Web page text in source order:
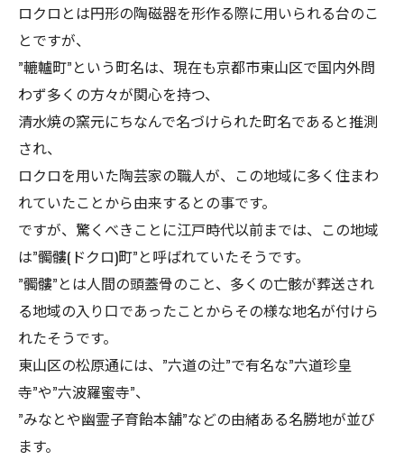
ロクロとは円形の陶磁器を形作る際に用いられる台のこ
とですが、
”轆轤町”という町名は、現在も京都市東山区で国内外問
わず多くの方々が関心を持つ、
清水焼の窯元にちなんで名づけられた町名であると推測
され、
ロクロを用いた陶芸家の職人が、この地域に多く住まわ
れていたことから由来するとの事です。
ですが、驚くべきことに江戸時代以前までは、この地域
は”髑髏(ドクロ)町”と呼ばれていたそうです。
”髑髏”とは人間の頭蓋骨のこと、多くの亡骸が葬送され
る地域の入り口であったことからその様な地名が付けら
れたそうです。
東山区の松原通には、”六道の辻”で有名な”六道珍皇
寺”や”六波羅蜜寺”、
”みなとや幽霊子育飴本舗”などの由緒ある名勝地が並び
ます。